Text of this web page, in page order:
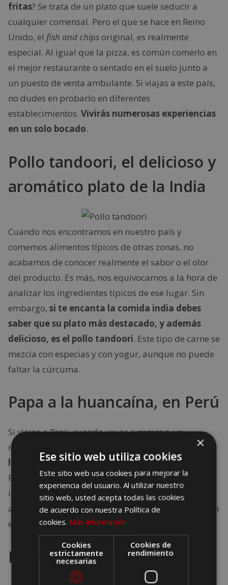
fritas? Se trata de un plato que suele seducir a
cualquier comensal. Pero el que se hace en Reino
Unido, el fish and chipsoriginal, es realmente
especial. Al igual que la pizza, es común comerlo en
el mejor restaurante o sentado en el suelo junto a
un puesto de venta ambulante. Si viajas a este país,
no dudes en probarlo en diferentes
establecimientos. Vivirás numerosas experiencias
en un solo bocado.
Pollo tandoori, el delicioso y
aromático plato de la India
Cuando nos encontramos en nuestro país y
comemos alimentos típicos de otras zonas, no
acabamos de conocer realmente el sabor o el olor
del producto. Es más, nos equivocamos a la hora de
analizar los ingredientes típicos de ese lugar. Sin
embargo, si te encanta la comida india debes
saber que su plato más destacado, y además
delicioso, es el pollo tandoori. Este tipo de carne se
mezcla con especias y con yogur, aunque no puede
faltar la cúrcuma.
Papa a la huancaína, en Perú
Si viajas a Perú, cuando vayas a comer a un
restaurante
en tu mesa no puede faltar la papa a
la huancaína, un clásico de la gastronomía criolla.
Papas, ají molido, leche y aceite son algunos de los
ingredientes que forman parte de este plato. Las
aceitunas negras o los huevos duros también suelen
encontrarse en esta receta.
Bratwurst, en Alemania
×
Ese sitio web utiliza cookies
Este sitio web usa cookies para mejorar la
experiencia del usuario. Al utilizar nuestro
sitio web, usted acepta todas las cookies
de acuerdo con nuestra Política de
cookies. Más información
Cookies
estrictamente
necesarias
Cookies de
rendimiento